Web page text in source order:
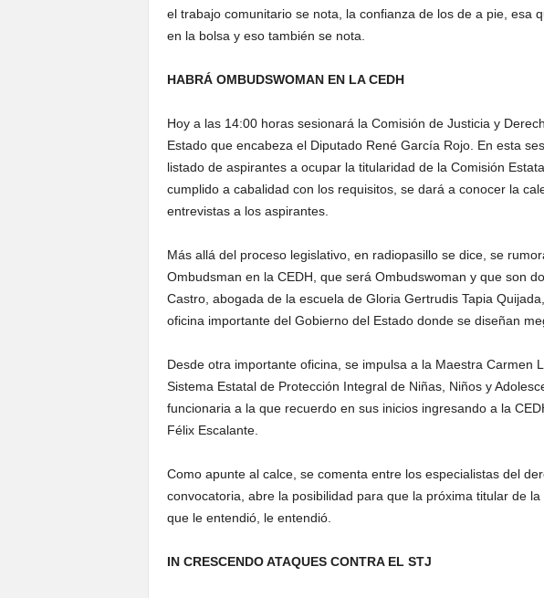
el trabajo comunitario se nota, la confianza de los de a pie, esa
en la bolsa y eso también se nota.
HABRÁ OMBUDSWOMAN EN LA CEDH
Hoy a las 14:00 horas sesionará la Comisión de Justicia y
Estado que encabeza el Diputado René García Rojo. En esta
listado de aspirantes a ocupar la titularidad de la Comisión
cumplido a cabalidad con los requisitos, se dará a conocer la
entrevistas a los aspirantes.
Más allá del proceso legislativo, en radiopasillo se dice, se
Ombudsman en la CEDH, que será Ombudswoman y que son
Castro, abogada de la escuela de Gloria Gertrudis Tapia
oficina importante del Gobierno del Estado donde se diseñan
Desde otra importante oficina, se impulsa a la Maestra Carmen
Sistema Estatal de Protección Integral de Niñas, Niños y
funcionaria a la que recuerdo en sus inicios ingresando a la
Félix Escalante.
Como apunte al calce, se comenta entre los especialistas del
convocatoria, abre la posibilidad para que la próxima titular de
que le entendió, le entendió.
IN CRESCENDO ATAQUES CONTRA EL STJ